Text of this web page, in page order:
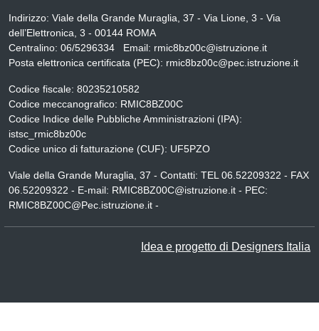
Indirizzo: Viale della Grande Muraglia, 37 - Via Lione, 3 - Via
dell’Elettronica, 3 - 00144 ROMA
Centralino: 06/5296334 Email: rmic8bz00c@istruzione.it
Posta elettronica certificata (PEC): rmic8bz00c@pec.istruzione.it
Codice fiscale: 80235210582
Codice meccanografico: RMIC8BZ00C
Codice Indice delle Pubbliche Amministrazioni (IPA):
istsc_rmic8bz00c
Codice unico di fatturazione (CUF): UF5PZO
Viale della Grande Muraglia, 37 - Contatti: TEL 06.52209322 - FAX
06.52209322 - E-mail: RMIC8BZ00C@istruzione.it - PEC:
RMIC8BZ00C@Pec.istruzione.it -
Idea e progetto di Designers Italia